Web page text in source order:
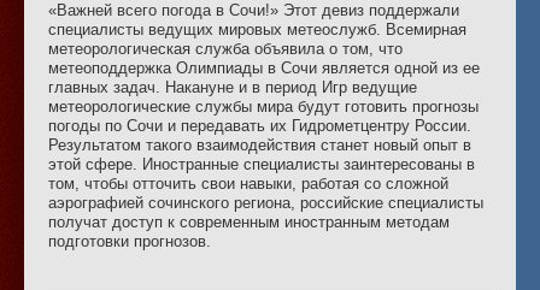
«Важней всего погода в Сочи!» Этот девиз поддержали
специалисты ведущих мировых метеослужб. Всемирная
метеорологическая служба объявила о том, что
метеоподдержка Олимпиады в Сочи является одной из ее
главных задач. Накануне и в период Игр ведущие
метеорологические службы мира будут готовить прогнозы
погоды по Сочи и передавать их Гидрометцентру России.
Результатом такого взаимодействия станет новый опыт в
этой сфере. Иностранные специалисты заинтересованы в
том, чтобы отточить свои навыки, работая со сложной
аэрографией сочинского региона, российские специалисты
получат доступ к современным иностранным методам
подготовки прогнозов.